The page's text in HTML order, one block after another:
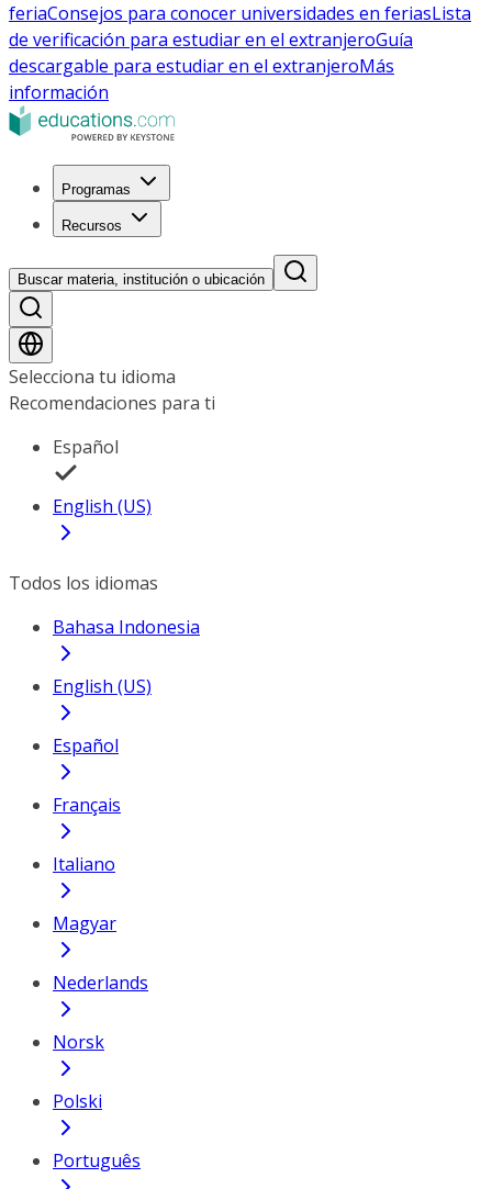
feriaConsejos para conocer universidades en feriasLista
de verificación para estudiar en el extranjeroGuía
descargable para estudiar en el extranjeroMás
información
Programas
Recursos
Buscar materia, institución o ubicación
Selecciona tu idioma
Recomendaciones para ti
Español
English (US)
Todos los idiomas
Bahasa Indonesia
English (US)
Español
Français
Italiano
Magyar
Nederlands
Norsk
Polski
Português